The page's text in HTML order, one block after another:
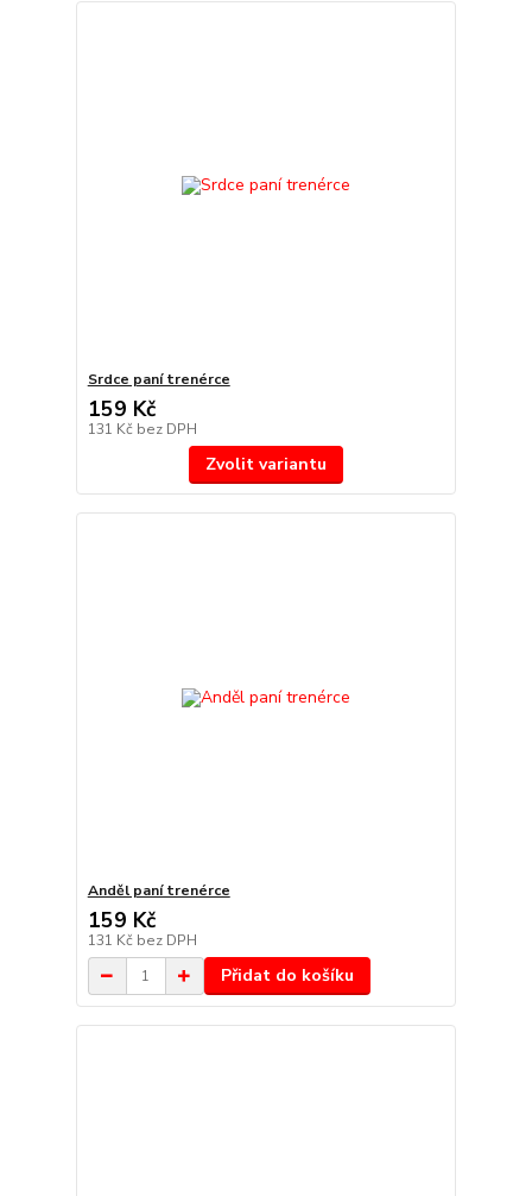
Srdce paní trenérce
159 Kč
131 Kč bez DPH
Zvolit variantu
Anděl paní trenérce
159 Kč
131 Kč bez DPH
Přidat do košíku